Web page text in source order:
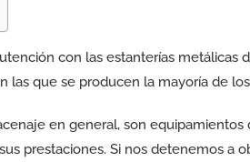
con las estanterías metálicas
las que se producen la mayoría de
en general, son
prestaciones. Si nos detenemos a